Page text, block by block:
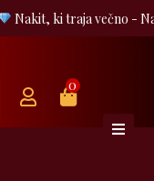
Nakit, ki traja večno -
0